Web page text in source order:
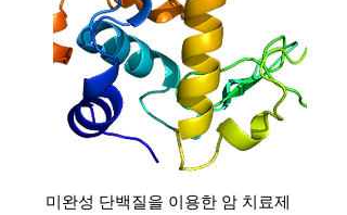
미완성 단백질을 이용한 암 치료제